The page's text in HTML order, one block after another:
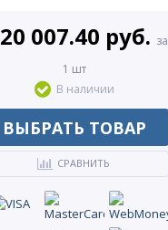
20 007.40 руб. за
1 шт
В наличии
ВЫБРАТЬ ТОВАР
СРАВНИТЬ